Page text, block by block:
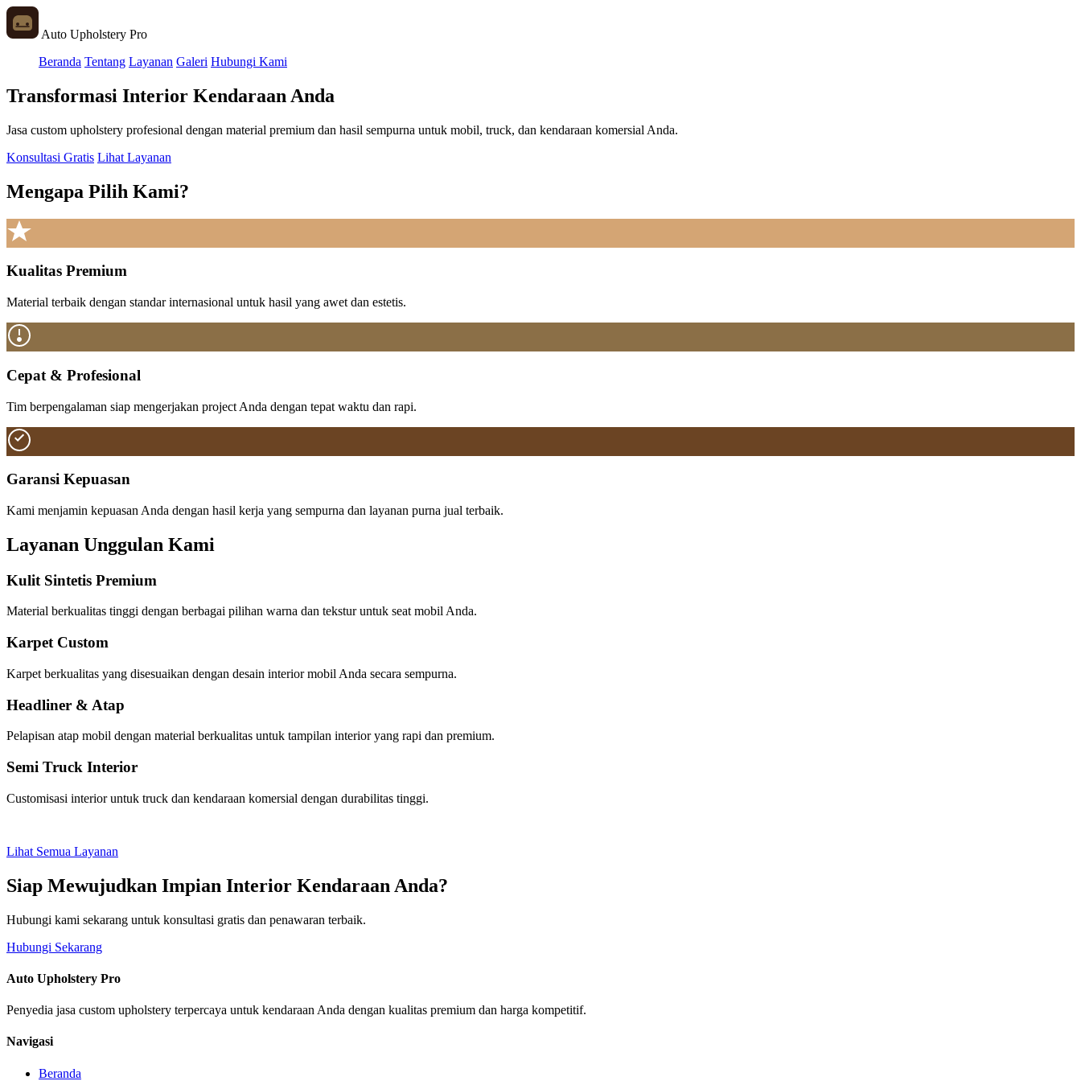
Auto Upholstery Pro
Beranda Tentang Layanan Galeri Hubungi Kami
Transformasi Interior Kendaraan Anda
Jasa custom upholstery profesional dengan material premium dan hasil sempurna untuk mobil, truck, dan kendaraan komersial Anda.
Konsultasi Gratis Lihat Layanan
Mengapa Pilih Kami?
Kualitas Premium
Material terbaik dengan standar internasional untuk hasil yang awet dan estetis.
Cepat & Profesional
Tim berpengalaman siap mengerjakan project Anda dengan tepat waktu dan rapi.
Garansi Kepuasan
Kami menjamin kepuasan Anda dengan hasil kerja yang sempurna dan layanan purna jual terbaik.
Layanan Unggulan Kami
Kulit Sintetis Premium
Material berkualitas tinggi dengan berbagai pilihan warna dan tekstur untuk seat mobil Anda.
Karpet Custom
Karpet berkualitas yang disesuaikan dengan desain interior mobil Anda secara sempurna.
Headliner & Atap
Pelapisan atap mobil dengan material berkualitas untuk tampilan interior yang rapi dan premium.
Semi Truck Interior
Customisasi interior untuk truck dan kendaraan komersial dengan durabilitas tinggi.
Lihat Semua Layanan
Siap Mewujudkan Impian Interior Kendaraan Anda?
Hubungi kami sekarang untuk konsultasi gratis dan penawaran terbaik.
Hubungi Sekarang
Auto Upholstery Pro
Penyedia jasa custom upholstery terpercaya untuk kendaraan Anda dengan kualitas premium dan harga kompetitif.
Navigasi
Beranda